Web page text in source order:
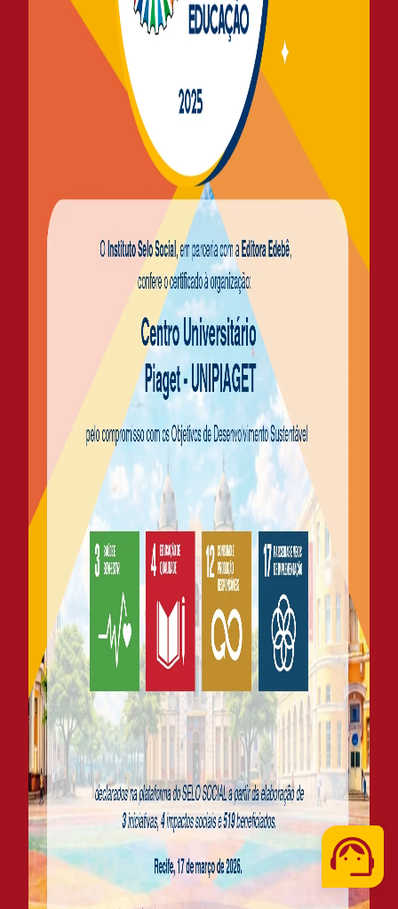
Telefone
WhatsApp